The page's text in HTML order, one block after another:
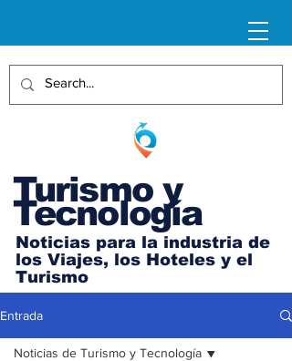
Turismo y
Tecnología
Noticias para la industria de
los Viajes, los Hoteles y el
Turismo
Entrada
Noticias de Turismo y Tecnología